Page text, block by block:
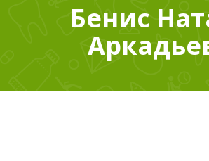
Бенис